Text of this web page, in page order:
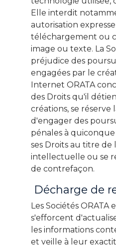
Elle interdit
autorisation
téléchargement ou
image ou texte. La
préjudice des
engagées par le
Internet ORATA
des Droits qu'il
créations, se réserve
d'engager des
pénales à
ses Droits au titre de
intellectuelle ou se
de contrefaçon.
Décharge de
Les Sociétés ORATA
s'efforcent
les informations
et veille à leur